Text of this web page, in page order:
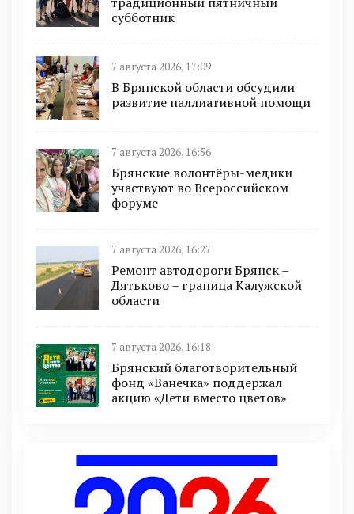
субботник
7 августа 2026, 17:09
В Брянской области обсудили
развитие паллиативной помощи
7 августа 2026, 16:56
Брянские волонтёры-медики
участвуют во Всероссийском
форуме
7 августа 2026, 16:27
Ремонт автодороги Брянск –
Дятьково – граница Калужской
области
7 августа 2026, 16:18
Брянский благотворительный
фонд «Ванечка» поддержал
акцию «Дети вместо цветов»